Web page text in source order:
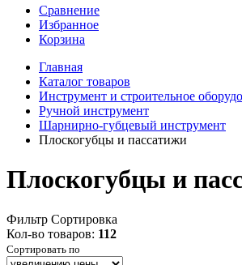
Сравнение
Избранное
Корзина
Главная
Каталог товаров
Инструмент и строительное
Ручной инструмент
Шарнирно-губцевый инструмент
Плоскогубцы и пассатижи
Плоскогубцы и
Фильтр Сортировка
Кол-во товаров: 112
Сортировать по